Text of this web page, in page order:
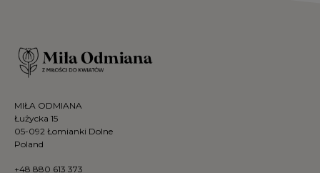
MIŁA ODMIANA
Łużycka 15
05-092 Łomianki Dolne
Poland
+48 880 613 373